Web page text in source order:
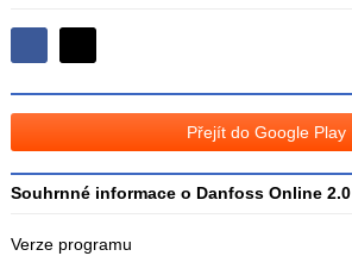
Sdílejte
na
Facebooku
na
Přejít do Google Play
Souhrnné informace o Danfoss Online 2.0
Verze programu